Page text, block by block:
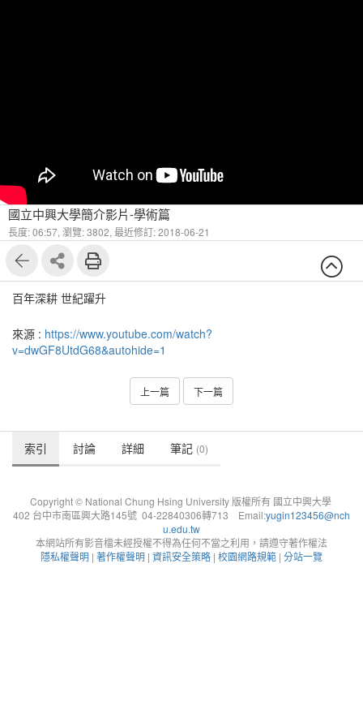
國立中興大學簡介影片-學術篇
長度: 06:57, 瀏覽: 3802, 最近修訂: 2018-06-21
百年深耕 世紀躍升
來源 : https://www.youtube.com/watch?
v=dwGF8UtdG68&autohide=1
上一篇 下一篇
索引 討論 詳細 筆記 (0)
Copyright © National Chung Hsing University 版權所有 國立中興大學
402 台中市南區興大路145號 04-22840306轉713 Email:yugin123456@nch
u.edu.tw
本網站所有影音檔未經授權不得為任何不當之利用，請遵守著作權法
隱私權聲明 | 著作權聲明 | 資訊安全策略 | 校園網路規範 | 分站一覽